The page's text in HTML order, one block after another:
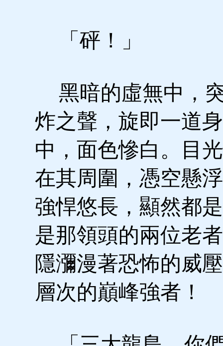
「砰！」
黑暗的虛無中，
炸之聲，旋即一道
中，面色慘白。目
在其周圍，憑空懸
強悍悠長，顯然都
是那領頭的兩位老
隱瀰漫著恐怖的威
層次的巔峰強者！